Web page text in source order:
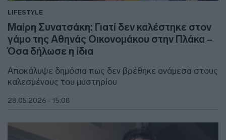
LIFESTYLE
Μαίρη Συνατσάκη: Γιατί δεν καλέστηκε στον
γάμο της Αθηνάς Οικονομάκου στην Πλάκα –
Όσα δήλωσε η ίδια
Αποκάλυψε δημόσια πως δεν βρέθηκε ανάμεσα στους
καλεσμένους του μυστηρίου
28.05.2026 - 15:08